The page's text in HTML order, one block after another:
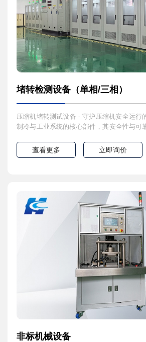
堵转检测设备（单相/三相）
压缩机堵转测试设备 - 守护压缩机安全运行
制冷与工业系统的核心部件，其安全性与可
缩机极限性能与安全保护机制而设计的精密
心价值精准模拟极端工况：精确复现堵转状
查看更多 立即询价
非标机械设备